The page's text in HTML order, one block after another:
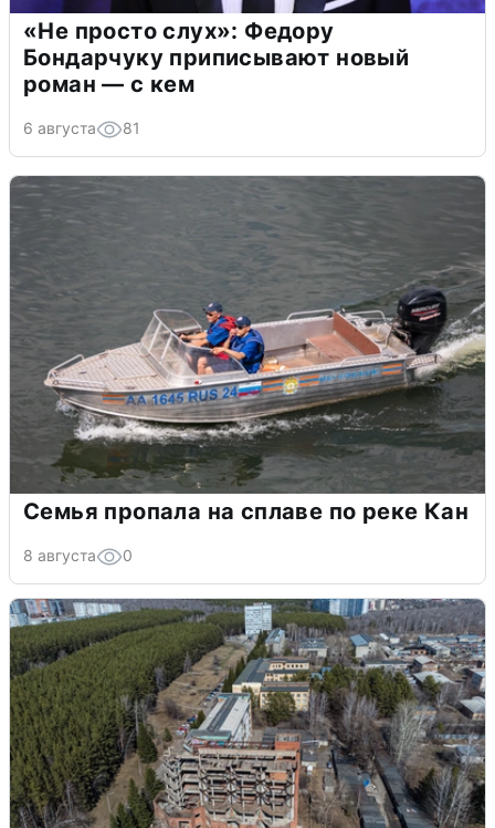
«Не просто слух»: Федору
Бондарчуку приписывают новый
роман — с кем
6 августа 81
Семья пропала на сплаве по реке Кан
8 августа 0